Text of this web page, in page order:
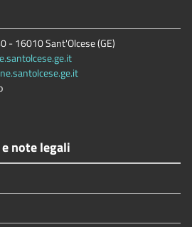
- 16010 Sant'Olcese (GE)
note legali